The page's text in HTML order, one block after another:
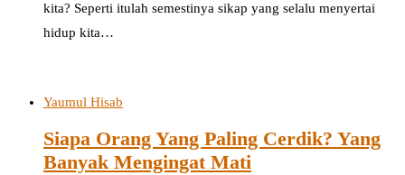
kita? Seperti itulah semestinya sikap yang selalu menyertai
hidup kita…
Yaumul Hisab
Siapa Orang Yang Paling Cerdik? Yang
Banyak Mengingat Mati